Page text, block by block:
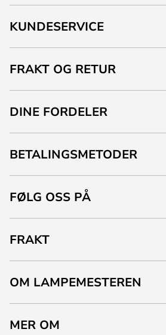
KUNDESERVICE
FRAKT OG RETUR
DINE FORDELER
BETALINGSMETODER
FØLG OSS PÅ
FRAKT
OM LAMPEMESTEREN
MER OM